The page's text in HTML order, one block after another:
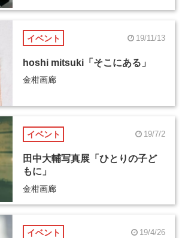
イベント 19/11/13
hoshi mitsuki「そこにある」
金柑画廊
イベント 19/7/2
田中大輔写真展「ひとりの子ど
もに」
金柑画廊
イベント 19/4/26